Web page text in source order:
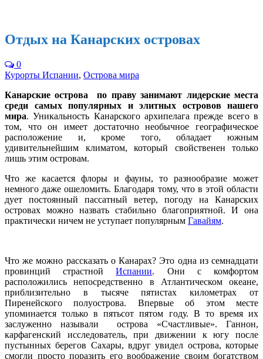
Отдых на Канарских островах
0
Курорты Испании, Острова мира
Канарские острова по праву занимают лидерские места
среди самых популярных и элитных островов нашего
мира. Уникальность Канарского архипелага прежде всего в
том, что он имеет достаточно необычное географическое
расположение и, кроме того, обладает южным
удивительнейшим климатом, который свойственен только
лишь этим островам.
Что же касается флоры и фауны, то разнообразие может
немного даже ошеломить. Благодаря тому, что в этой области
дует постоянный пассатный ветер, погоду на Канарских
островах можно назвать стабильно благоприятной. И она
практически ничем не уступает популярным Гавайям.
Что же можно рассказать о Канарах? Это одна из семнадцати
провинций страстнойИспании. Они с комфортом
расположились непосредственно в Атлантическом океане,
приблизительно в тысяче пятистах километрах от
Пиренейского полуострова. Впервые об этом месте
упоминается только в пятьсот пятом году. В то время их
заслуженно называли острова «Счастливые». Ганнон,
карфагенский исследователь, при движении к югу после
пустынных берегов Сахары, вдруг увидел острова, которые
смогли просто поразить его воображение своим богатством